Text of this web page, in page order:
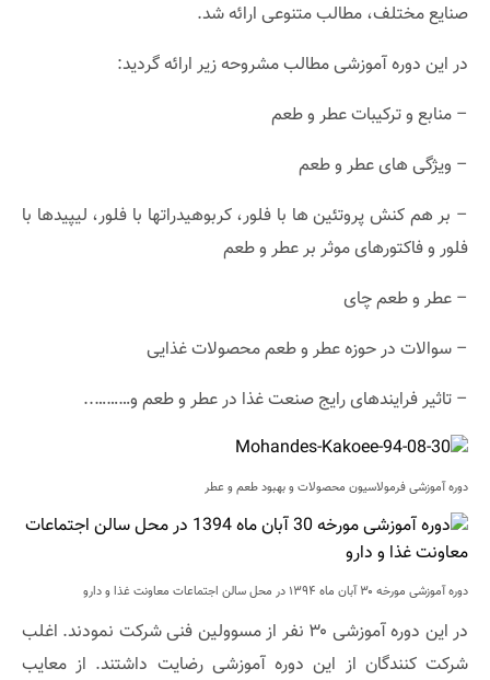
صنایع مختلف، مطالب متنوعی ارائه شد.
در این دوره آموزشی مطالب مشروحه زیر ارائه گردید:
– منابع و ترکیبات عطر و طعم
– ویژگی های عطر و طعم
– بر هم کنش پروتئین ها با فلور، کربوهیدراتها با فلور، لیپیدها با
فلور و فاکتورهای موثر بر عطر و طعم
– عطر و طعم چای
– سوالات در حوزه عطر و طعم محصولات غذایی
– تاثیر فرایندهای رایج صنعت غذا در عطر و طعم و………..
دوره آموزشی فرمولاسیون محصولات و بهبود طعم و عطر
دوره آموزشی مورخه ۳۰ آبان ماه ۱۳۹۴ در محل سالن اجتماعات معاونت غذا و دارو
در این دوره آموزشی ۳۰ نفر از مسوولین فنی شرکت نمودند. اغلب
شرکت کنندگان از این دوره آموزشی رضایت داشتند. از معایب